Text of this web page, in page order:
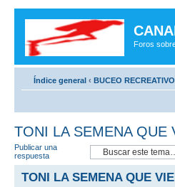
Foros
Índice general ‹ BUCEO RECREATIVO
TONI LA SEMENA QUE
Publicar una
respuesta
TONI LA SEMENA QUE